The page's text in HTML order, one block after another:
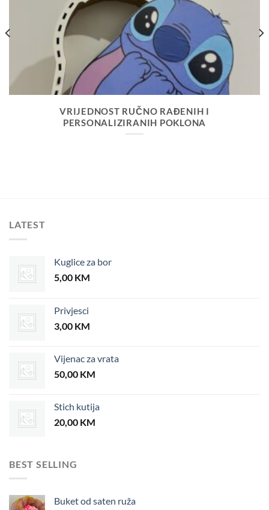
VRIJEDNOST RUČNO RAĐENIH I
PERSONALIZIRANIH POKLONA
LATEST
Kuglice za bor
5,00 KM
Privjesci
3,00 KM
Vijenac za vrata
50,00 KM
Stich kutija
20,00 KM
BEST SELLING
Buket od saten ruža